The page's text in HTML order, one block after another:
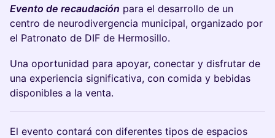
Evento de recaudación para el desarrollo de un
centro de neurodivergencia municipal, organizado por
el Patronato de DIF de Hermosillo.
Una oportunidad para apoyar, conectar y disfrutar de
una experiencia significativa, con comida y bebidas
disponibles a la venta.
El evento contará con diferentes tipos de espacios